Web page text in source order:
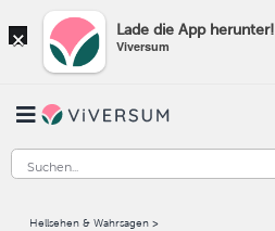
× Lade die App herunter!
Viversum
Hellsehen & Wahrsagen